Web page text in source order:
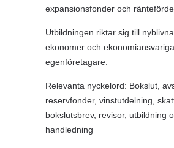
expansionsfonder och
Utbildningen riktar sig till
ekonomer och
egenföretagare.
Relevanta nyckelord: Bokslut,
reservfonder, vinstutdelning,
bokslutsbrev, revisor, utbildning
handledning